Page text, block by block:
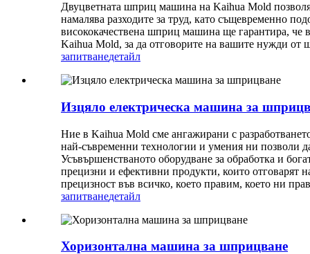
Двуцветната шприц машина на Kaihua Mold
намалява разходите за труд, като същевременно
висококачествена шприц машина ще гарантира, че
Kaihua Mold, за да отговорите на вашите нужди от
запитванедетайл
Изцяло електрическа машина за
Ние в Kaihua Mold сме ангажирани с
най-съвременни технологии и умения ни позволи
Усъвършенстваното оборудване за обработка и
прецизни и ефективни продукти, които отговарят
прецизност във всичко, което правим, което ни
запитванедетайл
Хоризонтална машина за шприцване